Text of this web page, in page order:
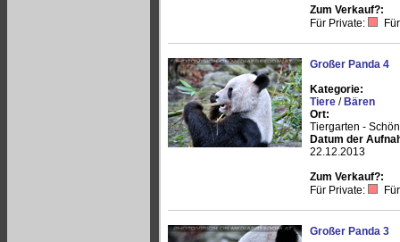
Zum Verkauf?:
Für Private:
Großer Panda 4
Kategorie:
Tiere / Bären
Ort:
Tiergarten -
Datum der
22.12.2013
Zum Verkauf?:
Für Private:
Großer Panda 3